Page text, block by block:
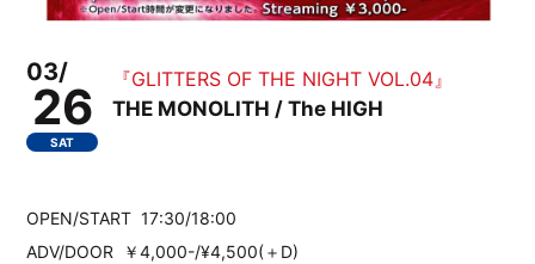
03/
26
SAT
『GLITTERS OF THE NIGHT VOL.04』
THE MONOLITH / The HIGH
OPEN/START 17:30/18:00
ADV/DOOR ￥4,000-/¥4,500(＋D)